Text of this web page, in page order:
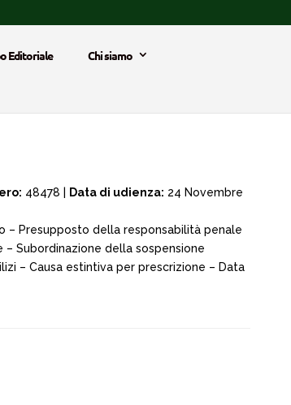
Editoriale
Chi siamo
48478 | Data di udienza: 24 Novembre
– Presupposto della responsabilità penale
Subordinazione della sospensione
– Causa estintiva per prescrizione – Data